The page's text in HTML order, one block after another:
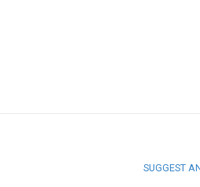
SUGGEST